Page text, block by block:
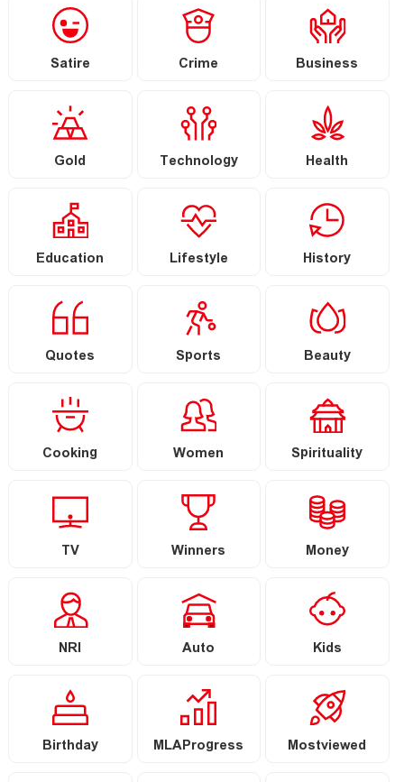
Satire Crime Business
Gold Technology Health
Education Lifestyle History
Quotes Sports Beauty
Cooking Women Spirituality
TV Winners Money
NRI Auto Kids
Birthday MLAProgress Mostviewed